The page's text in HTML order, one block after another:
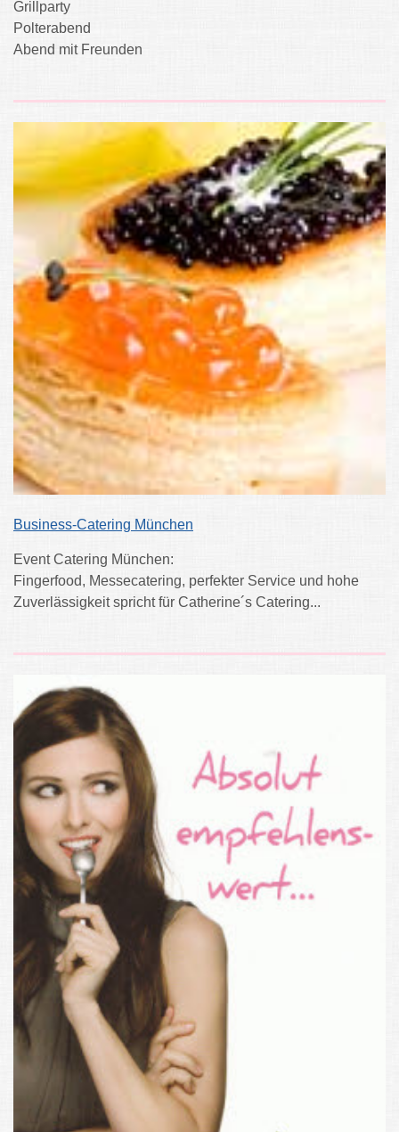
Grillparty
Polterabend
Abend mit Freunden
Business-Catering München
Event Catering München:
Fingerfood, Messecatering, perfekter Service und hohe
Zuverlässigkeit spricht für Catherine´s Catering...